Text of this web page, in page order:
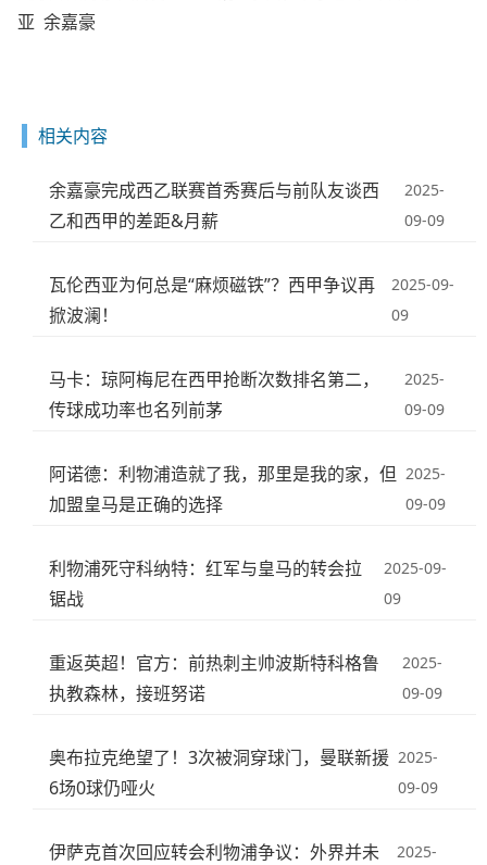
亚 余嘉豪
相关内容
余嘉豪完成西乙联赛首秀赛后与前队友谈西
乙和西甲的差距&月薪
2025-
09-09
瓦伦西亚为何总是“麻烦磁铁”？西甲争议再
掀波澜！
2025-09-
09
马卡：琼阿梅尼在西甲抢断次数排名第二，
传球成功率也名列前茅
2025-
09-09
阿诺德：利物浦造就了我，那里是我的家，但
加盟皇马是正确的选择
2025-
09-09
利物浦死守科纳特：红军与皇马的转会拉
锯战
2025-09-
09
重返英超！官方：前热刺主帅波斯特科格鲁
执教森林，接班努诺
2025-
09-09
奥布拉克绝望了！3次被洞穿球门，曼联新援
6场0球仍哑火
2025-
09-09
伊萨克首次回应转会利物浦争议：外界并未
2025-